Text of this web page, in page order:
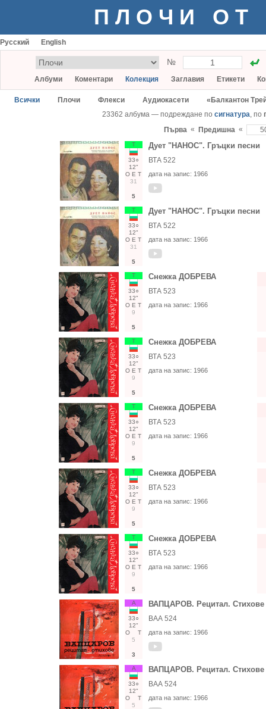
ПЛОЧИ ОТ
Русский English
№
Албуми Коментари Колекция Заглавия Етикети
Всички Плочи Флекси Аудиокасети
«Балкантон
23362 албума — подреждане по сигнатура, по
Първа « Предишна «
Т
33○
12"
О Е Т
31
5
Дует "НАНОС". Гръцки песни
ВТА 522
дата на запис: 1966
Т
33○
12"
О Е Т
31
5
Дует "НАНОС". Гръцки песни
ВТА 522
дата на запис: 1966
Т
33○
12"
О Е Т
9
5
Снежка ДОБРЕВА
ВТА 523
дата на запис: 1966
Т
33○
12"
О Е Т
9
5
Снежка ДОБРЕВА
ВТА 523
дата на запис: 1966
Т
33○
12"
О Е Т
9
5
Снежка ДОБРЕВА
ВТА 523
дата на запис: 1966
Т
33○
12"
О Е Т
9
5
Снежка ДОБРЕВА
ВТА 523
дата на запис: 1966
Т
33○
12"
О Е Т
9
5
Снежка ДОБРЕВА
ВТА 523
дата на запис: 1966
А
33○
12"
О
Т
5
3
ВАПЦАРОВ. Рецитал. Стихове
ВАА 524
дата на запис: 1966
А
33○
12"
О
Т
5
ВАПЦАРОВ. Рецитал. Стихове
ВАА 524
дата на запис: 1966